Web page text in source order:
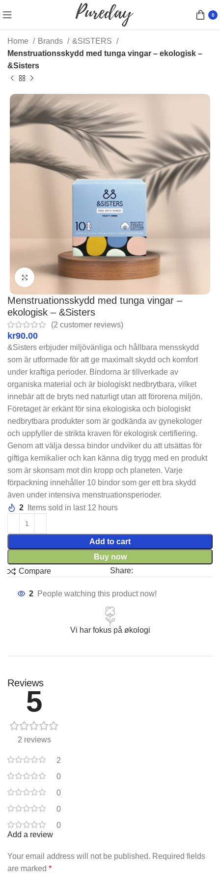
0
Home Brands
&SISTERS
Menstruationsskydd med tunga vingar – ekologisk –
&Sisters
Click to enlarge
Menstruationsskydd med tunga vingar –
ekologisk – &Sisters
(2 customer reviews)
kr
&Sisters erbjuder miljövänliga och hållbara mensskydd
som är utformade för att ge maximalt skydd och komfort
under kraftiga perioder. Bindorna är tillverkade av
organiska material och är biologiskt nedbrytbara, vilket
innebär att de bryts ned naturligt utan att förorena miljön.
Företaget är erkänt för sina ekologiska och biologiskt
nedbrytbara produkter som är godkända av gynekologer
och uppfyller de strikta kraven för ekologisk certifiering.
Genom att välja dessa bindor undviker du att utsättas för
giftiga kemikalier och kan känna dig trygg med en produkt
som är skonsam mot din kropp och planeten. Varje
förpackning innehåller 10 bindor som ger ett bra skydd
även under intensiva menstruationsperioder.
2
Items sold in last 12 hours
Add to cart
Buy now
Compare
Share:
2 People watching this product now!
Vi har fokus på økologi
Reviews
5
2 reviews
2
0
0
0
0
Add a review
Your email address will not be published. Required fields
are marked *